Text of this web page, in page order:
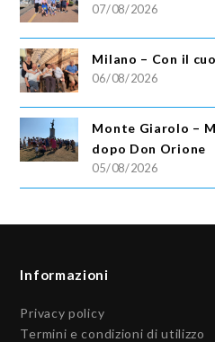
07/08/2026
Milano – Con il
06/08/2026
Monte Giarolo –
dopo Don Orione
05/08/2026
Informazioni
Privacy policy
Termini e condizioni di utilizzo